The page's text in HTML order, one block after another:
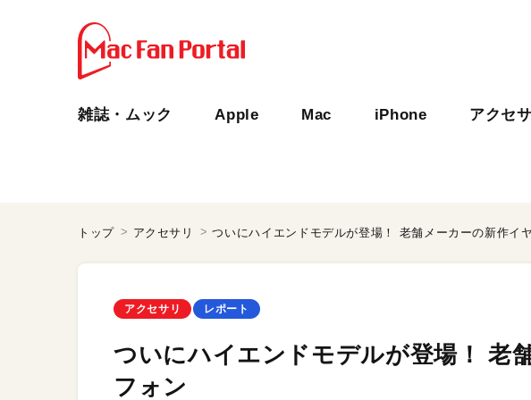
雑誌・ムック Apple Mac iPhone アクセ
トップ アクセサリ ついにハイエンドモデルが登場！ 老舗メーカーの新作イ
アクセサリ レポート
ついにハイエンドモデルが登場！ 老
フォン